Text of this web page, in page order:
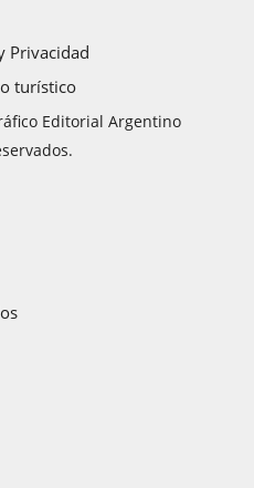
Privacidad
turístico
Editorial Argentino